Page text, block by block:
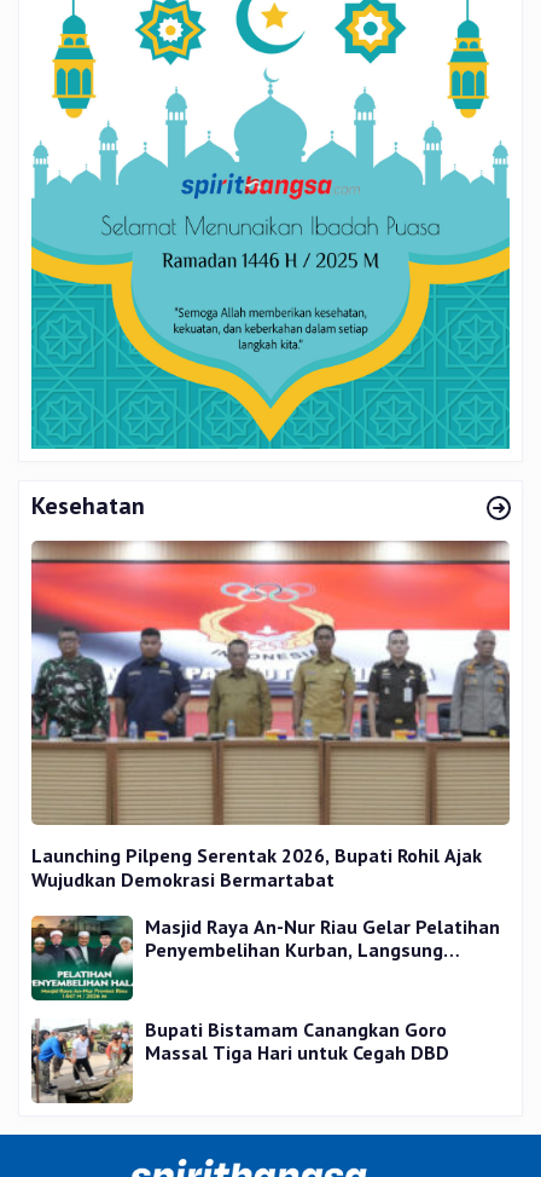
Kesehatan
Launching Pilpeng Serentak 2026, Bupati Rohil Ajak
Wujudkan Demokrasi Bermartabat
Masjid Raya An-Nur Riau Gelar Pelatihan
Penyembelihan Kurban, Langsung
Bupati Bistamam Canangkan Goro
Massal Tiga Hari untuk Cegah DBD